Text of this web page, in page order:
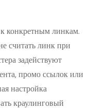
к конкретным линкам.
считать линк при
задействуют
промо ссылок или
настройка
краулинговый